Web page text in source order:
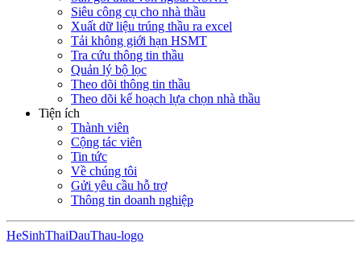
Siêu công cụ cho nhà thầu
Xuất dữ liệu trúng thầu ra excel
Tải không giới hạn HSMT
Tra cứu thông tin thầu
Quản lý bộ lọc
Theo dõi thông tin thầu
Theo dõi kế hoạch lựa chọn nhà thầu
Tiện ích
Thành viên
Cộng tác viên
Tin tức
Về chúng tôi
Gửi yêu cầu hỗ trợ
Thông tin doanh nghiệp
HeSinhThaiDauThau-logo